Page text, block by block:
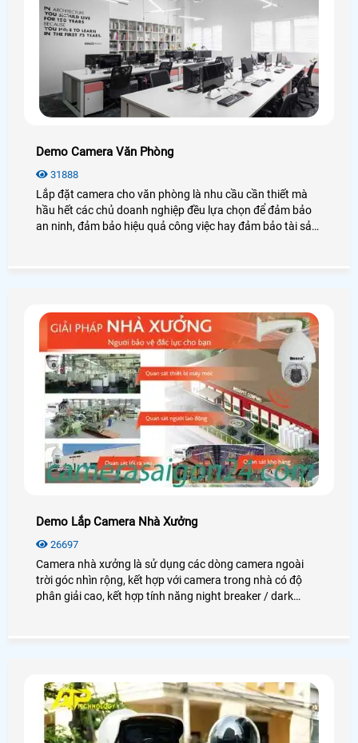
Demo Camera Văn Phòng
31888
Lắp đặt camera cho văn phòng là nhu cầu cần thiết mà
hầu hết các chủ doanh nghiệp đều lựa chọn để đảm bảo
an ninh, đảm bảo hiệu quả công việc hay đảm bảo tài sản
Demo Lắp Camera Nhà Xưởng
26697
Camera nhà xưởng là sử dụng các dòng camera ngoài
trời góc nhìn rộng, kết hợp với camera trong nhà có độ
phân giải cao, kết hợp tính năng night breaker / dark